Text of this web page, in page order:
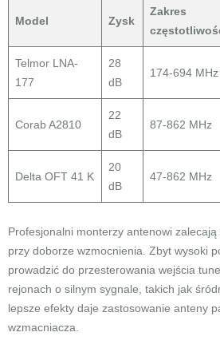
Model Zysk
Zakres
Telmor LNA-
177
28
dB
174-694 MHz
Corab A2810
22
dB
87-862 MHz
Delta OFT 41 K
20
dB
47-862 MHz
Profesjonalni monterzy antenowi
przy doborze wzmocnienia. Zbyt wysoki
prowadzić do przesterowania wejścia
rejonach o silnym sygnale, takich jak
lepsze efekty daje zastosowanie anteny
wzmacniacza.